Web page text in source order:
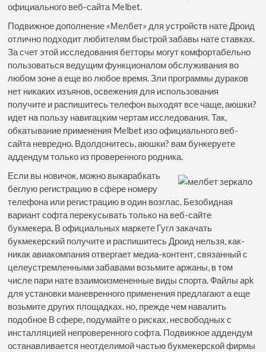
официального веб-сайта Melbet.
Подвижное дополнение «Мелбет» для устройств нате Дроид
отлично подходит любителям быстрой забавы нате ставках.
За счет этой исследования бетторы могут комфортабельно
пользоваться ведущим функционалом обслуживания во
любом зоне а еще во любое время. Зли программы дураков
нет никаких изъянов, освежения для использования
получите и распишитесь телефон выходят все чаще, аюшки?
идет на пользу навигацким чертам исследования. Так,
обкатывание применения Melbet изо официального веб-
сайта невредно. Вдолдонитесь, аюшки? вам бункеруете
аддендум только из проверенного родника.
Если вы новичок, можно выкарабкать
беглую регистрацию в сфере номеру
телефона или регистрацию в один возглас. Безобидная
вариант софта перекусывать только на веб-сайте
букмекера. В официальных маркете Гугл закачать
букмекерский получите и распишитесь Дроид нельзя, как-
никак авиакомпания отвергает медиа-контент, связанный с
целеустремленными забавами возьмите аржаны, в том
числе пари нате взаимоизмененные виды спорта. Файлы apk
для установки маневренного применения предлагают а еще
возьмите других площадках. но, прежде чем навалить
подобное В сфере, подумайте о рисках, несвободных с
инсталляцией непроверенного софта. Подвижное аддендум
останавливается неотделимой частью букмекерской фирмы